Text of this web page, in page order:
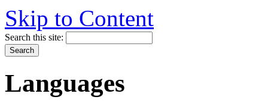
Skip to Content
Search this site:
Languages